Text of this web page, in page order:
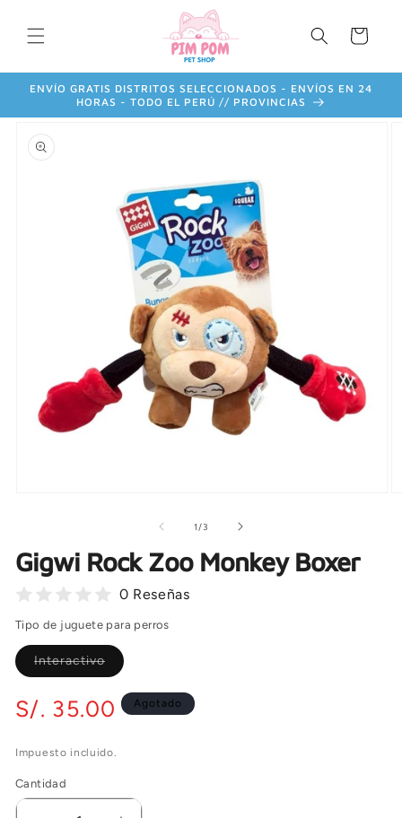
al contenido
Carrito
ENVÍO GRATIS DISTRITOS SELECCIONADOS - ENVÍOS EN 24
HORAS - TODO EL PERÚ // PROVINCIAS
directamente
a la
información
en
una
ventana
modal
1/de3
Gigwi Rock Zoo Monkey Boxer
0 Reseñas
Tipo de juguete para perros
InteractivoVariante
agotada
no
disponible
Precio
S/. 35.00 Agotado
Impuesto incluido.
Cantidad